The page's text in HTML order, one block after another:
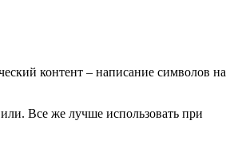
контент – написание символов на
Все же лучше использовать при